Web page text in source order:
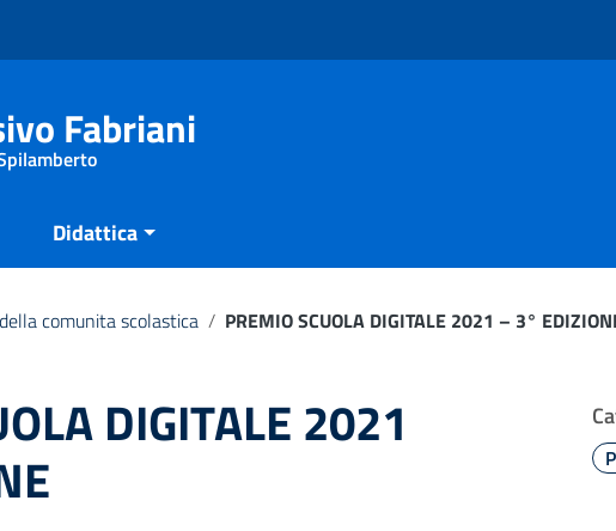
Fabriani
Didattica
comunita scolastica / PREMIO SCUOLA DIGITALE 2021 – 3°
DIGITALE 2021